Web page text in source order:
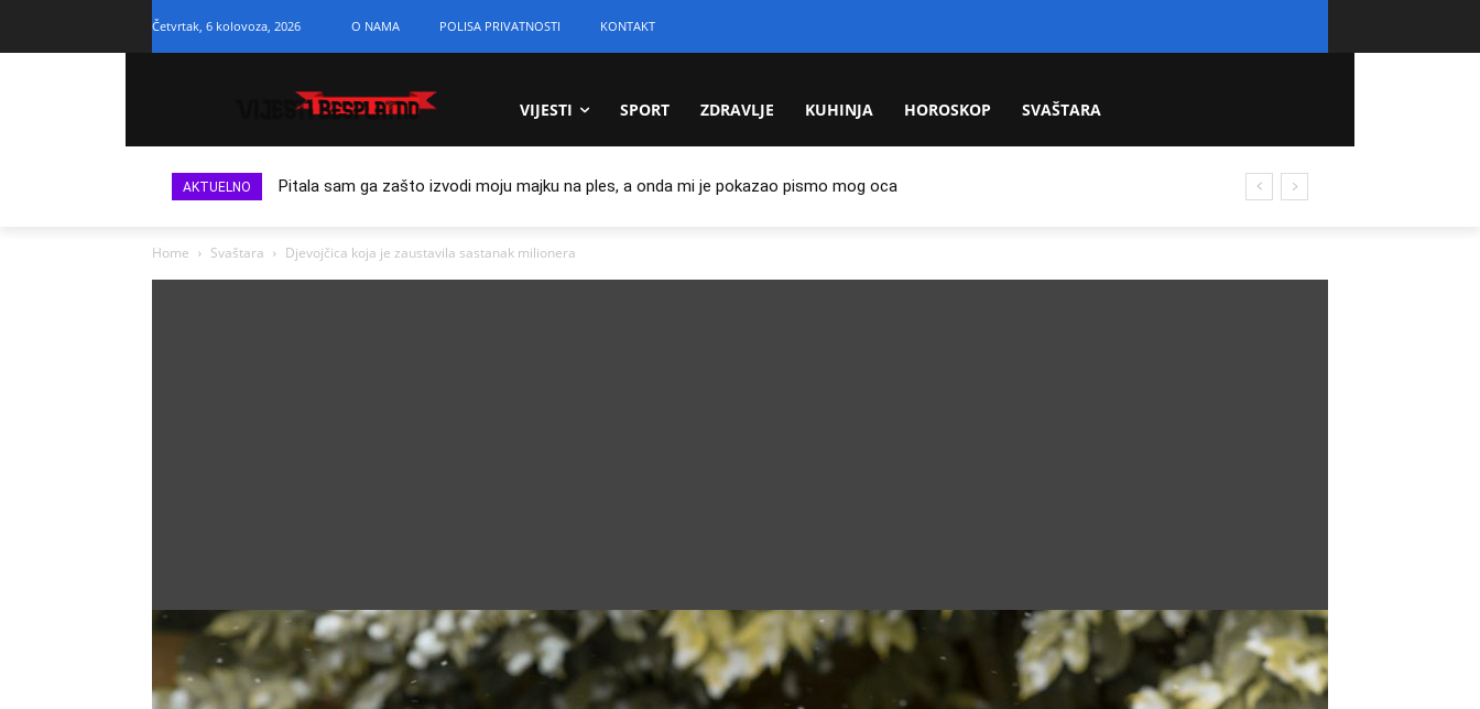
Četvrtak, 6 kolovoza, 2026 O NAMA POLISA PRIVATNOSTI KONTAKT
VIJESTI SPORT ZDRAVLJE KUHINJA HOROSKOP SVAŠTARA
AKTUELNO Pitala sam ga zašto izvodi moju majku na ples, a onda mi je pokazao pismo mog oca
Home Svaštara Djevojčica koja je zaustavila sastanak milionera